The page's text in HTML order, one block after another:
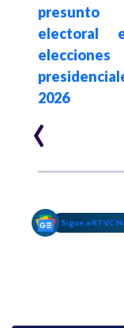
presunto
electoral
elecciones
2026
‹
Sigue a RTVC